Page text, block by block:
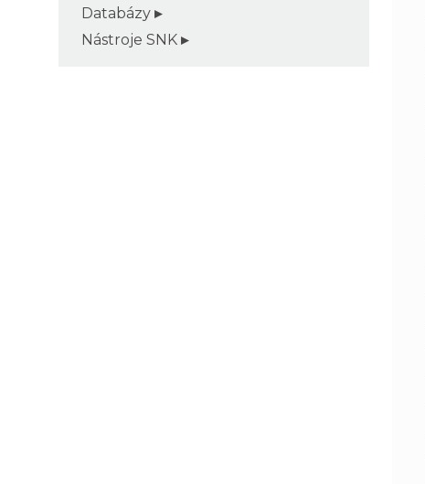
Databázy
Nástroje SNK